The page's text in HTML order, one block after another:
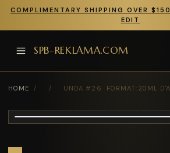
COMPLIMENTARY SHIPPING OVER
EDIT
SPB-REKLAMA.COM
HOME / / UNDA #26 FORMAT:20ML